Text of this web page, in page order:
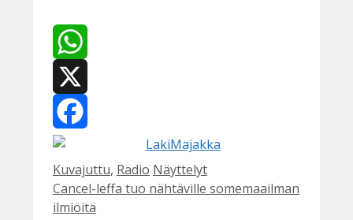
WhatsApp
X
Facebook
Kategoriat
Kuvajuttu, Radio Avainsanat
Näyttelyt
Cancel-leffa tuo nähtäville somemaailman
ilmiöitä